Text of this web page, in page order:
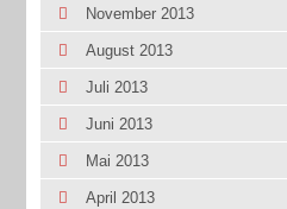
November 2013
August 2013
Juli 2013
Juni 2013
Mai 2013
April 2013